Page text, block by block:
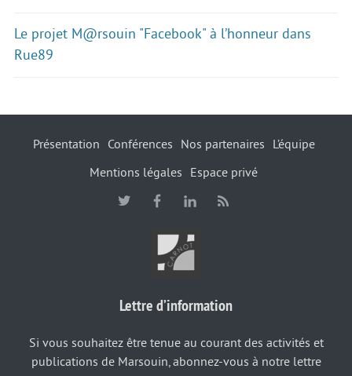
Le projet M@rsouin "Facebook" à l’honneur dans
Rue89
Présentation Conférences Nos partenaires
L’équipe
Mentions légales
Espace privé
Lettre d’information
Si vous souhaitez être tenue au courant des activités et
publications de Marsouin, abonnez-vous à notre lettre